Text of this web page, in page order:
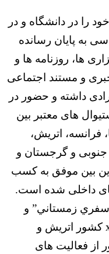
را در دانشگاه و در
به پایان رسانده
ها، روزنامه ها و
و مستند اجتماعی
انفرادی داشته و حضور در
فستیوال های معتبر بین
فرانسه، اتریش،
جنوبی و گرجستان و
بین موفق به کسب
داخلی شده است.
سفري زمستاني” و
همکاری با گرئه فرهنگی x-change کشور اتریش و
از فعالیت های